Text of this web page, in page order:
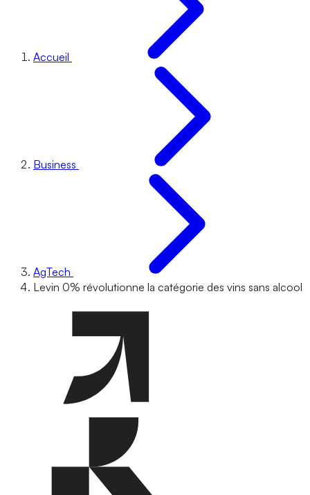
Accueil
Business
AgTech
Levin 0% révolutionne la catégorie des vins sans alcool